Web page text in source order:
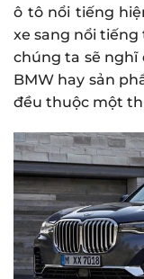
ô tô nổi tiếng
xe sang nổi tiếng
chúng ta sẽ nghĩ
BMW hay sản
đều thuộc một